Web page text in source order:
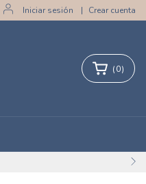
Iniciar sesión | Crear cuenta
(0)